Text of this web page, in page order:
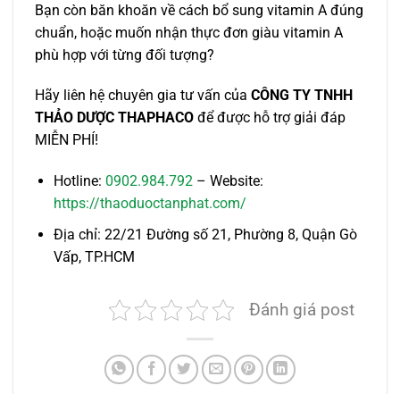
Bạn còn băn khoăn về cách bổ sung vitamin A đúng
chuẩn, hoặc muốn nhận thực đơn giàu vitamin A
phù hợp với từng đối tượng?
Hãy liên hệ chuyên gia tư vấn của CÔNG TY TNHH
THẢO DƯỢC THAPHACO để được hỗ trợ giải đáp
MIỄN PHÍ!
Hotline: 0902.984.792– Website:
https://thaoduoctanphat.com/
Địa chỉ: 22/21 Đường số 21, Phường 8, Quận Gò
Vấp, TP.HCM
Đánh giá post